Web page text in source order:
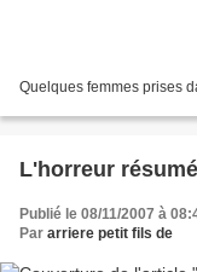
Quelques femmes prises
L'horreur
Publié le 08/11/2007 à
Par arriere petit fils de